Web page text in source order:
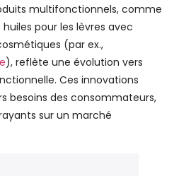
multifonctionnels, comme
pour les lèvres avec
(par ex.,
), reflète une évolution vers
Ces innovations
besoins des consommateurs,
sur un marché